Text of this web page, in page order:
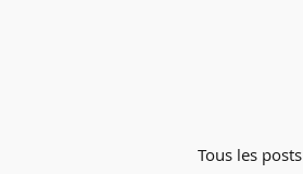
Tous les posts